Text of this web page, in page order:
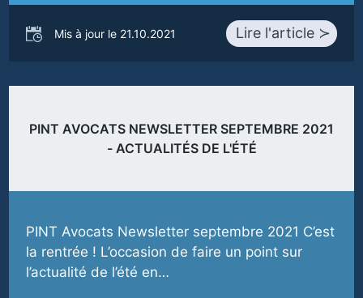
Mis à jour le 21.10.2021 Lire l'article ≻
PINT AVOCATS NEWSLETTER SEPTEMBRE 2021
- ACTUALITÉS DE L'ÉTÉ
PINT Avocats Newsletter septembre 2021 C’est
la rentrée ! L’occasion de faire un point sur
l’actualité de l’été en…